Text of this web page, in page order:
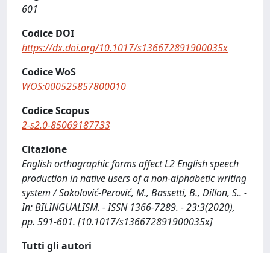
601
Codice DOI
https://dx.doi.org/10.1017/s136672891900035x
Codice WoS
WOS:000525857800010
Codice Scopus
2-s2.0-85069187733
Citazione
English orthographic forms affect L2 English speech
production in native users of a non-alphabetic writing
system / Sokolović-Perović, M., Bassetti, B., Dillon, S.. -
In: BILINGUALISM. - ISSN 1366-7289. - 23:3(2020),
pp. 591-601. [10.1017/s136672891900035x]
Tutti gli autori